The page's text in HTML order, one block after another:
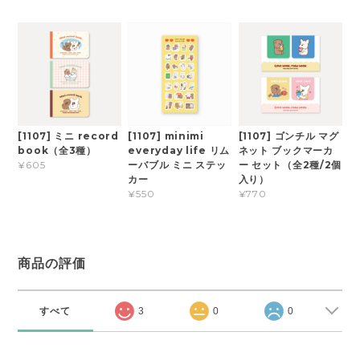
[1107] ミニ record
book（全3種）
¥605
[1107] minimi
everyday life リム
ーバブル ミニ ステッ
カー
¥550
[1107] ゴンチル マグ
ネット ブックマーカ
ー セット（全2種/2個
入り）
¥770
商品の評価
すべて 3 0 0